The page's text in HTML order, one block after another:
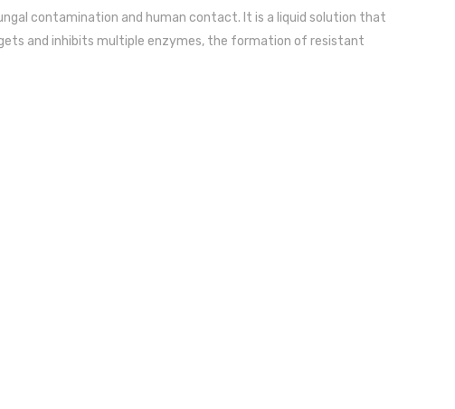
contamination and human contact. It is a liquid solution that
and inhibits multiple enzymes, the formation of resistant